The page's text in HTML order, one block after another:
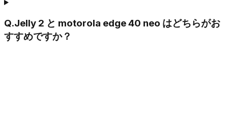
Q.Jelly 2 と motorola edge 40 neo はどちらがお
すすめですか？